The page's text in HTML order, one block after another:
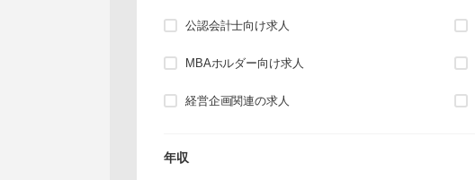
公認会計士向け求人
MBAホルダー向け求人
経営企画関連の求人
年収